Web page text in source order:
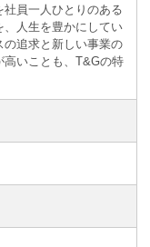
員一人ひとりのある
人生を豊かにしてい
の追求と新しい事業の
いことも、T&Gの特